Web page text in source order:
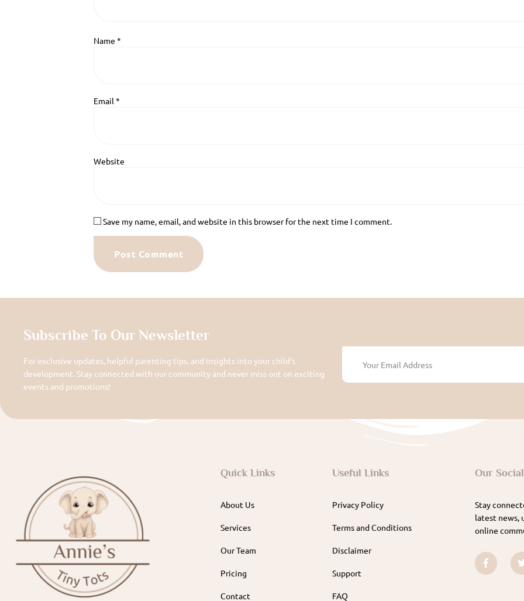
Name *
Email *
Website
Save my name, email, and website in this browser for the next time I comment.
Subscribe To Our Newsletter
For exclusive updates, helpful parenting tips, and insights into your child's
development. Stay connected with our community and never miss out on exciting
events and promotions!
Quick Links
About Us
Services
Our Team
Pricing
Contact
Useful Links
Privacy Policy
Terms and Conditions
Disclaimer
Support
FAQ
Our
Stay
latest news,
online